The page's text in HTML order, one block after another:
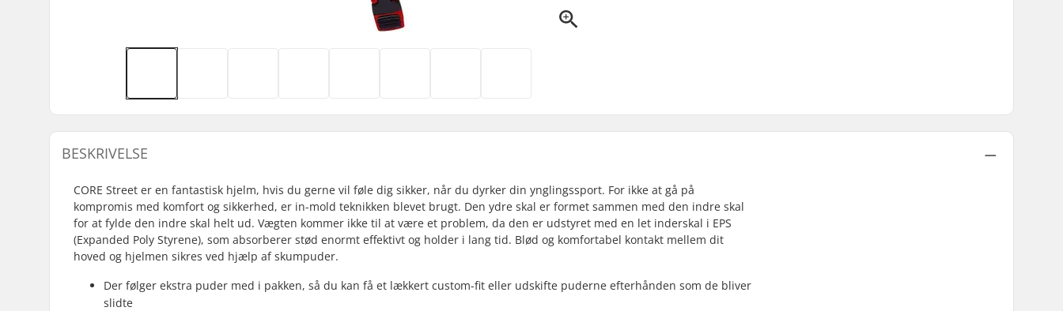
BESKRIVELSE
CORE Street er en fantastisk hjelm, hvis du gerne vil føle dig sikker, når du dyrker din ynglingssport. For ikke at gå på
kompromis med komfort og sikkerhed, er in-mold teknikken blevet brugt. Den ydre skal er formet sammen med den indre skal
for at fylde den indre skal helt ud. Vægten kommer ikke til at være et problem, da den er udstyret med en let inderskal i EPS
(Expanded Poly Styrene), som absorberer stød enormt effektivt og holder i lang tid. Blød og komfortabel kontakt mellem dit
hoved og hjelmen sikres ved hjælp af skumpuder.
Der følger ekstra puder med i pakken, så du kan få et lækkert custom-fit eller udskifte puderne efterhånden som de bliver
slidte